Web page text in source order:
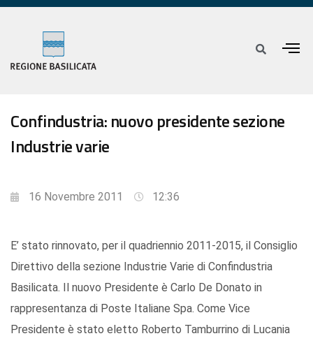
Confindustria: nuovo presidente sezione
Industrie varie
16 Novembre 2011 12:36
E’ stato rinnovato, per il quadriennio 2011-2015, il Consiglio
Direttivo della sezione Industrie Varie di Confindustria
Basilicata. Il nuovo Presidente è Carlo De Donato in
rappresentanza di Poste Italiane Spa. Come Vice
Presidente è stato eletto Roberto Tamburrino di Lucania